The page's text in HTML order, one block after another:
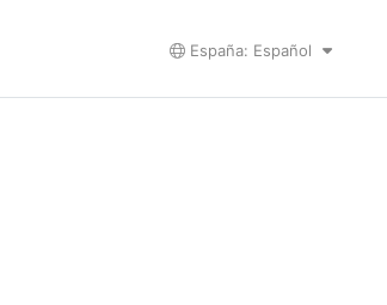
España: Español